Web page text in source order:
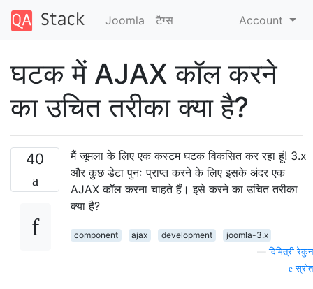
Joomla टैग्‍स Account
घटक में AJAX कॉल करने
का उचित तरीका क्या है?
40
मैं जूमला के लिए एक कस्टम घटक विकसित कर रहा हूं! 3.x
और कुछ डेटा पुनः प्राप्त करने के लिए इसके अंदर एक
AJAX कॉल करना चाहते हैं। इसे करने का उचित तरीका
क्या है?
component ajax development
joomla-3.x
—दिमित्री रेकुन
स्रोत